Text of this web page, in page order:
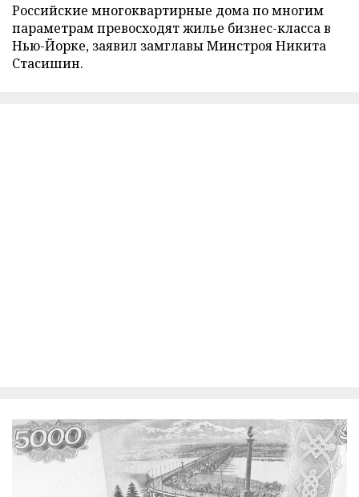
Российские многоквартирные дома по многим
параметрам превосходят жилье бизнес-класса в
Нью-Йорке, заявил замглавы Минстроя Никита
Стасишин.